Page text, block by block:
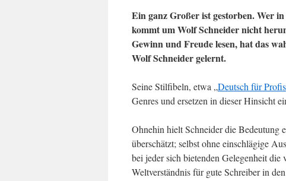
Ein ganz Großer ist gestorben. Wer
kommt um Wolf Schneider nicht
Gewinn und Freude lesen, hat das
Wolf Schneider gelernt.
Seine Stilfibeln, etwa „Deutsch für Profis
Genres und ersetzen in dieser Hinsicht
Ohnehin hielt Schneider die Bedeutung
überschätzt; selbst ohne einschlägige
bei jeder sich bietenden Gelegenheit
Weltverständnis für gute Schreiber in